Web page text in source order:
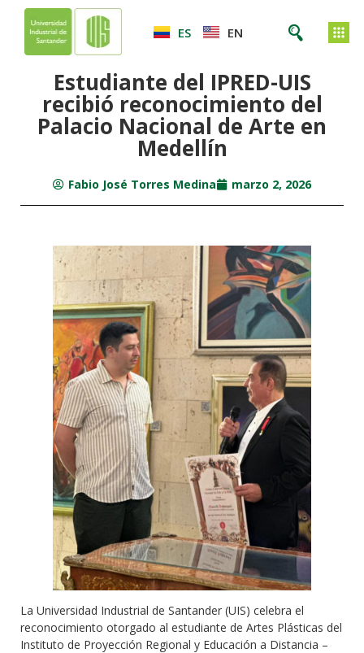
ES EN
Estudiante del IPRED-UIS
recibió reconocimiento del
Palacio Nacional de Arte en
Medellín
Fabio José Torres Medina marzo 2, 2026
La Universidad Industrial de Santander (UIS) celebra el
reconocimiento otorgado al estudiante de Artes Plásticas del
Instituto de Proyección Regional y Educación a Distancia –